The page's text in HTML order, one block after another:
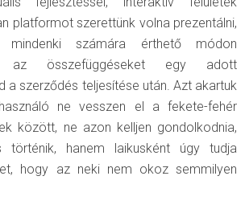
platformot szerettünk volna prezentálni,
mindenki számára érthető módon
az összefüggéseket egy adott
a szerződés teljesítése után. Azt akartuk
ne vesszen el a fekete-fehér
között, ne azon kelljen gondolkodnia,
hanem laikusként úgy tudja
hogy az neki nem okoz semmilyen